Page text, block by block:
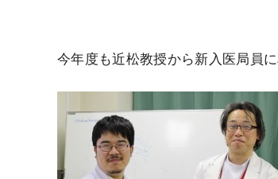
今年度も近松教授から新入医局員